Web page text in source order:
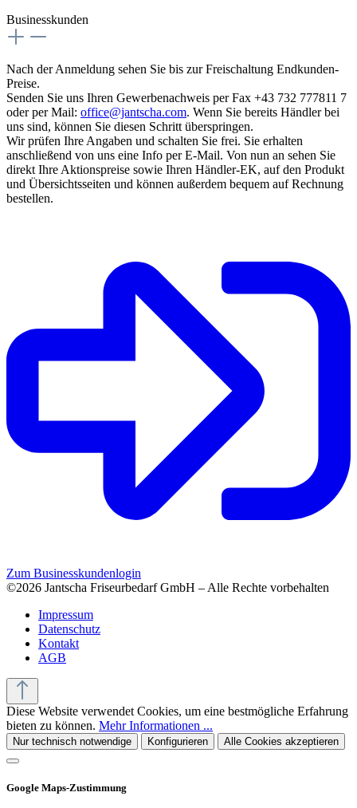
Businesskunden
Nach der Anmeldung sehen Sie bis zur Freischaltung Endkunden-
Preise.
Senden Sie uns Ihren Gewerbenachweis per Fax +43 732 777811 7
oder per Mail: office@jantscha.com. Wenn Sie bereits Händler bei
uns sind, können Sie diesen Schritt überspringen.
Wir prüfen Ihre Angaben und schalten Sie frei. Sie erhalten
anschließend von uns eine Info per E-Mail. Von nun an sehen Sie
direkt Ihre Aktionspreise sowie Ihren Händler-EK, auf den Produkt
und Übersichtsseiten und können außerdem bequem auf Rechnung
bestellen.
Zum Businesskundenlogin
©2026 Jantscha Friseurbedarf GmbH – Alle Rechte vorbehalten
Impressum
Datenschutz
Kontakt
AGB
Diese Website verwendet Cookies, um eine bestmögliche Erfahrung
bieten zu können. Mehr Informationen ...
Nur technisch notwendige Konfigurieren Alle Cookies akzeptieren
Google Maps-Zustimmung